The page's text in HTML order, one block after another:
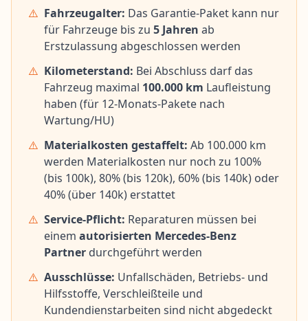
⚠️ Fahrzeugalter: Das Garantie-Paket kann nur
für Fahrzeuge bis zu 5 Jahren ab
Erstzulassung abgeschlossen werden
⚠️ Kilometerstand: Bei Abschluss darf das
Fahrzeug maximal 100.000 km Laufleistung
haben (für 12-Monats-Pakete nach
Wartung/HU)
⚠️ Materialkosten gestaffelt: Ab 100.000 km
werden Materialkosten nur noch zu 100%
(bis 100k), 80% (bis 120k), 60% (bis 140k) oder
40% (über 140k) erstattet
⚠️ Service-Pflicht: Reparaturen müssen bei
einem autorisierten Mercedes-Benz
Partner durchgeführt werden
⚠️ Ausschlüsse: Unfallschäden, Betriebs- und
Hilfsstoffe, Verschleißteile und
Kundendienstarbeiten sind nicht abgedeckt